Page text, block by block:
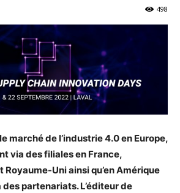
498
marché de l’industrie 4.0 en Europe,
via des filiales en France,
Uni ainsi qu’en Amérique
partenariats. L’éditeur de